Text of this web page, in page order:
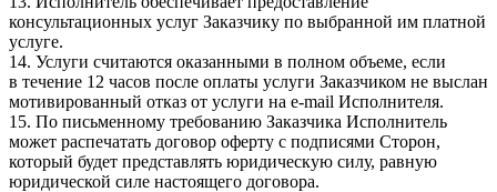
консультационных услуг Заказчику по выбранной им платной
услуге.
14. Услуги считаются оказанными в полном объеме, если
в течение 12 часов после оплаты услуги Заказчиком не выслан
мотивированный отказ от услуги на e-mail Исполнителя.
15. По письменному требованию Заказчика Исполнитель
может распечатать договор оферту с подписями Сторон,
который будет представлять юридическую силу, равную
юридической силе настоящего договора.